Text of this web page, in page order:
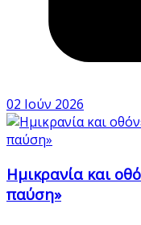
02 Ιούν 2026
Ημικρανία και
παύση»